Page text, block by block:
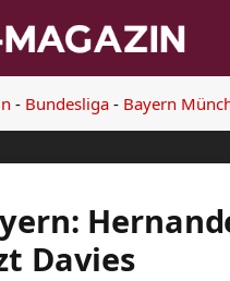
- Bundesliga - Bayern
Davies